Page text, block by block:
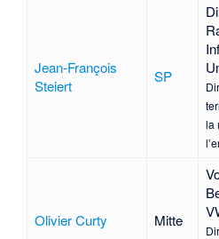
Jean-François
Steiert
SP
la
Olivier Curty Mitte